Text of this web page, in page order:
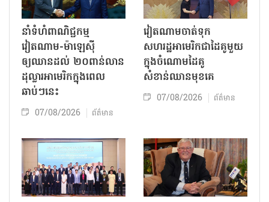
នាំទំហំពាណិជ្ជកម្ម
វៀតណាម-ម៉ាឡេស៊ី
ឲ្យឈានដល់ ២០ពាន់លាន
ដុល្លារអាមេរិកក្នុងពេល
ឆាប់ៗនេះ
07/08/2026 ព័ត៌មាន
វៀតណាមចាត់ទុក
សហរដ្ឋអាមេរិកជាដៃគូមួយ
ក្នុងចំណោមដៃគូ
សំខាន់ឈានមុខគេ
07/08/2026 ព័ត៌មាន